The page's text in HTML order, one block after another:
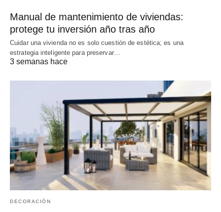
Manual de mantenimiento de viviendas:
protege tu inversión año tras año
Cuidar una vivienda no es solo cuestión de estética; es una
estrategia inteligente para preservar…
3 semanas hace
DECORACIÓN